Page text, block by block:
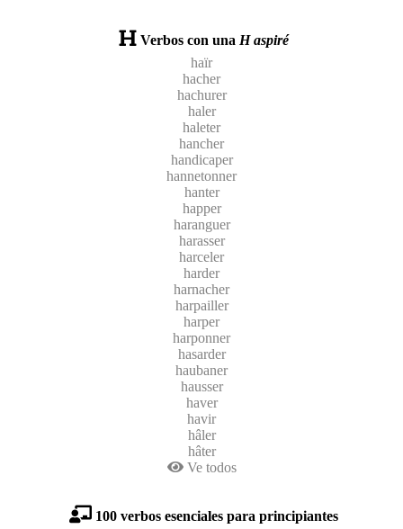
Verbos con una H aspiré
haïr
hacher
hachurer
haler
haleter
hancher
handicaper
hannetonner
hanter
happer
haranguer
harasser
harceler
harder
harnacher
harpailler
harper
harponner
hasarder
haubaner
hausser
haver
havir
hâler
hâter
Ve todos
100 verbos esenciales para principiantes